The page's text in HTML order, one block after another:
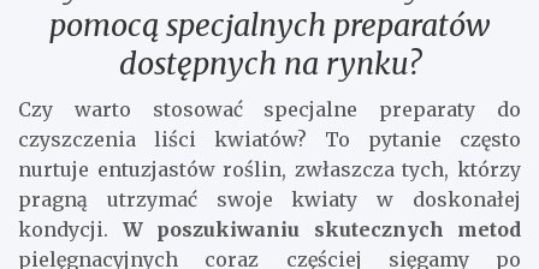
pomocą specjalnych preparatów
dostępnych na rynku?
Czy warto stosować specjalne preparaty do
czyszczenia liści kwiatów? To pytanie często
nurtuje entuzjastów roślin, zwłaszcza tych, którzy
pragną utrzymać swoje kwiaty w doskonałej
kondycji. W poszukiwaniu skutecznych metod
pielęgnacyjnych coraz częściej sięgamy po